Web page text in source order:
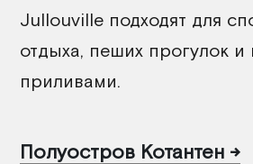
Jullouville подходят для
отдыха, пеших прогулок и
приливами.
Полуостров Котантен